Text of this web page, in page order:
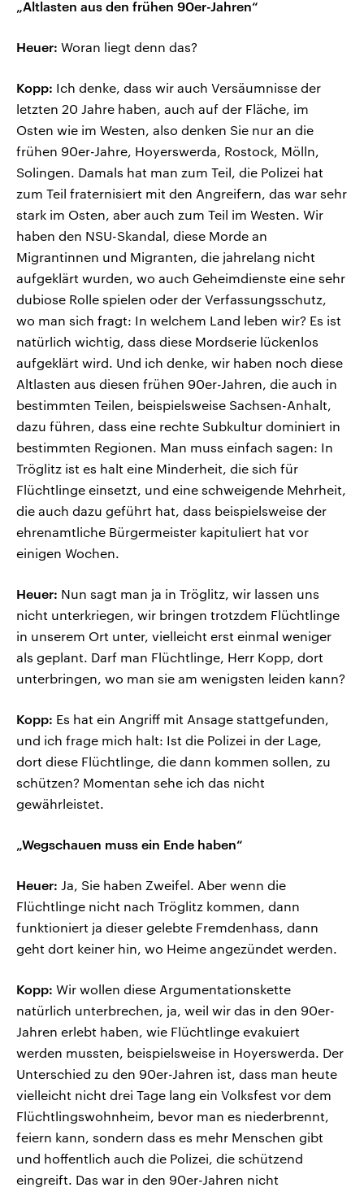
„Altlasten aus den frühen 90er-Jahren“
Heuer: Woran liegt denn das?
Kopp: Ich denke, dass wir auch Versäumnisse der
letzten 20 Jahre haben, auch auf der Fläche, im
Osten wie im Westen, also denken Sie nur an die
frühen 90er-Jahre, Hoyerswerda, Rostock, Mölln,
Solingen. Damals hat man zum Teil, die Polizei hat
zum Teil fraternisiert mit den Angreifern, das war sehr
stark im Osten, aber auch zum Teil im Westen. Wir
haben den NSU-Skandal, diese Morde an
Migrantinnen und Migranten, die jahrelang nicht
aufgeklärt wurden, wo auch Geheimdienste eine sehr
dubiose Rolle spielen oder der Verfassungsschutz,
wo man sich fragt: In welchem Land leben wir? Es ist
natürlich wichtig, dass diese Mordserie lückenlos
aufgeklärt wird. Und ich denke, wir haben noch diese
Altlasten aus diesen frühen 90er-Jahren, die auch in
bestimmten Teilen, beispielsweise Sachsen-Anhalt,
dazu führen, dass eine rechte Subkultur dominiert in
bestimmten Regionen. Man muss einfach sagen: In
Tröglitz ist es halt eine Minderheit, die sich für
Flüchtlinge einsetzt, und eine schweigende Mehrheit,
die auch dazu geführt hat, dass beispielsweise der
ehrenamtliche Bürgermeister kapituliert hat vor
einigen Wochen.
Heuer: Nun sagt man ja in Tröglitz, wir lassen uns
nicht unterkriegen, wir bringen trotzdem Flüchtlinge
in unserem Ort unter, vielleicht erst einmal weniger
als geplant. Darf man Flüchtlinge, Herr Kopp, dort
unterbringen, wo man sie am wenigsten leiden kann?
Kopp: Es hat ein Angriff mit Ansage stattgefunden,
und ich frage mich halt: Ist die Polizei in der Lage,
dort diese Flüchtlinge, die dann kommen sollen, zu
schützen? Momentan sehe ich das nicht
gewährleistet.
„Wegschauen muss ein Ende haben“
Heuer: Ja, Sie haben Zweifel. Aber wenn die
Flüchtlinge nicht nach Tröglitz kommen, dann
funktioniert ja dieser gelebte Fremdenhass, dann
geht dort keiner hin, wo Heime angezündet werden.
Kopp: Wir wollen diese Argumentationskette
natürlich unterbrechen, ja, weil wir das in den 90er-
Jahren erlebt haben, wie Flüchtlinge evakuiert
werden mussten, beispielsweise in Hoyerswerda. Der
Unterschied zu den 90er-Jahren ist, dass man heute
vielleicht nicht drei Tage lang ein Volksfest vor dem
Flüchtlingswohnheim, bevor man es niederbrennt,
feiern kann, sondern dass es mehr Menschen gibt
und hoffentlich auch die Polizei, die schützend
eingreift. Das war in den 90er-Jahren nicht